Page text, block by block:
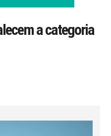
a categoria